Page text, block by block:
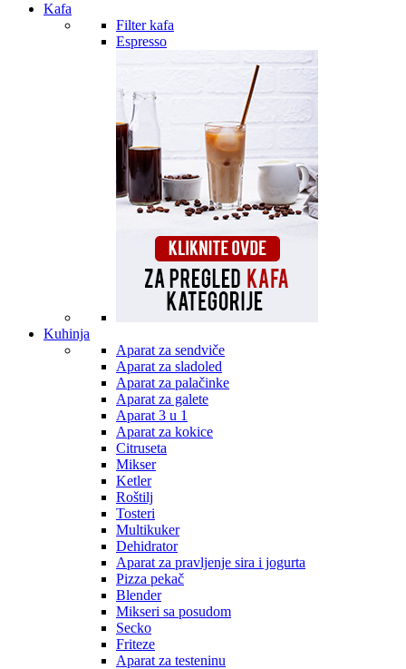
Kafa
Filter kafa
Espresso
Kuhinja
Aparat za sendviče
Aparat za sladoled
Aparat za palačinke
Aparat za galete
Aparat 3 u 1
Aparat za kokice
Citruseta
Mikser
Ketler
Roštilj
Tosteri
Multikuker
Dehidrator
Aparat za pravljenje sira i jogurta
Pizza pekač
Blender
Mikseri sa posudom
Secko
Friteze
Aparat za testeninu